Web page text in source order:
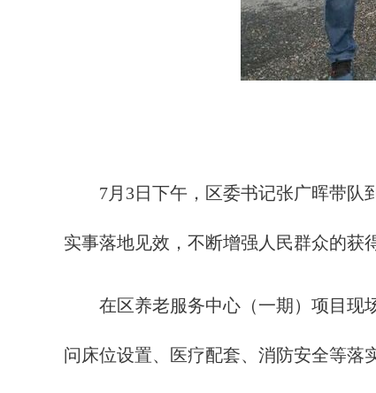
7月3日下午，区委书记张广晖带队到
实事落地见效，不断增强人民群众的获
在区养老服务中心（一期）项目现场
问床位设置、医疗配套、消防安全等落